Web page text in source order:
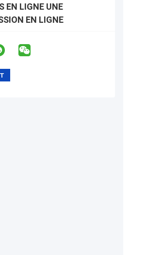
EN LIGNE UNE
EN LIGNE